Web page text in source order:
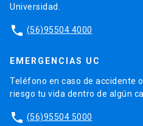
Universidad.
phone (56)95504 4000
EMERGENCIAS UC
Teléfono en caso de accidente
riesgo tu vida dentro de algún
phone (56)95504 5000